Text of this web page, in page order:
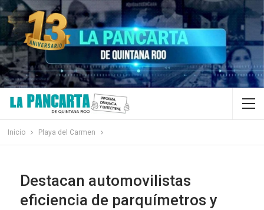
Inicio Playa del Carmen
Destacan automovilistas
eficiencia de parquímetros y